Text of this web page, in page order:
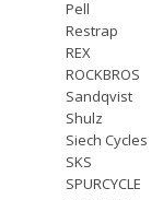
Pell
Restrap
REX
ROCKBROS
Sandqvist
Shulz
Siech Cycles
SKS
SPURCYCLE